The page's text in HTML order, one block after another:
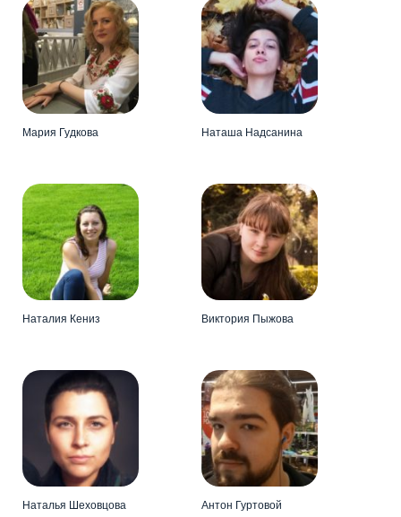
Мария Гудкова Наташа Надсанина
Наталия Кениз Виктория Пыжова
Наталья Шеховцова Антон Гуртовой